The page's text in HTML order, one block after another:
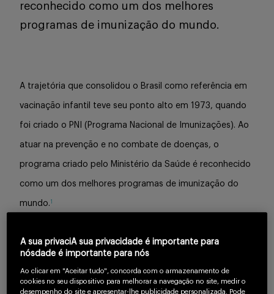
reconhecido como um dos melhores
programas de imunização do mundo.
A trajetória que consolidou o Brasil como referência em
vacinação infantil teve seu ponto alto em 1973, quando
foi criado o PNI (Programa Nacional de Imunizações). Ao
atuar na prevenção e no combate de doenças, o
programa criado pelo Ministério da Saúde é reconhecido
como um dos melhores programas de imunização do
mundo. 1
Inclusão é uma palavra que caracteriza o programa. O
PNI disponibiliza, de forma gratuita, todas as vacinas
recomendadas pela Organização Mundial da Saúde
A sua privaciA sua privacidade é importante para
nósdade é importante para nós
Ao clicar em "Aceitar tudo", concorda com o armazenamento de
cookies no seu dispositivo para melhorar a navegação no site, medir o
desempenho do site e apresentar-lhe publicidade personalizada. Pode